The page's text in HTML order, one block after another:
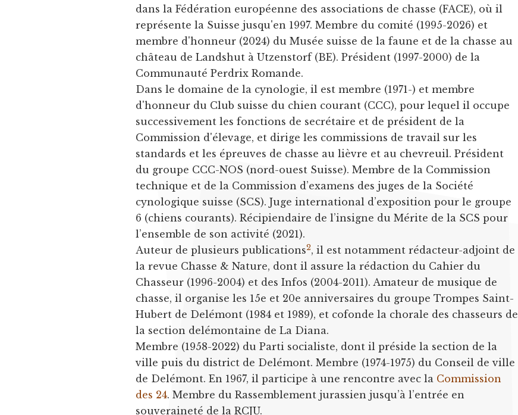
dans la Fédération européenne des associations de chasse (FACE), où il
représente la Suisse jusqu'en 1997. Membre du comité (1995-2026) et
membre d'honneur (2024) du Musée suisse de la faune et de la chasse au
château de Landshut à Utzenstorf (BE). Président (1997-2000) de la
Communauté Perdrix Romande.
Dans le domaine de la cynologie, il est membre (1971-) et membre
d'honneur du Club suisse du chien courant (CCC), pour lequel il occupe
successivement les fonctions de secrétaire et de président de la
Commission d'élevage, et dirige les commissions de travail sur les
standards et les épreuves de chasse au lièvre et au chevreuil. Président
du groupe CCC-NOS (nord-ouest Suisse). Membre de la Commission
technique et de la Commission d’examens des juges de la Société
cynologique suisse (SCS). Juge international d’exposition pour le groupe
6 (chiens courants). Récipiendaire de l’insigne du Mérite de la SCS pour
l’ensemble de son activité (2021).
Auteur de plusieurs publications2, il est notamment rédacteur-adjoint de
la revue Chasse & Nature, dont il assure la rédaction du Cahier du
Chasseur (1996-2004) et des Infos (2004-2011). Amateur de musique de
chasse, il organise les 15e et 20e anniversaires du groupe Trompes Saint-
Hubert de Delémont (1984 et 1989), et cofonde la chorale des chasseurs de
la section delémontaine de La Diana.
Membre (1958-2022) du Parti socialiste, dont il préside la section de la
ville puis du district de Delémont. Membre (1974-1975) du Conseil de ville
de Delémont. En 1967, il participe à une rencontre avec la Commission
des 24. Membre du Rassemblement jurassien jusqu’à l’entrée en
souveraineté de la RCJU.